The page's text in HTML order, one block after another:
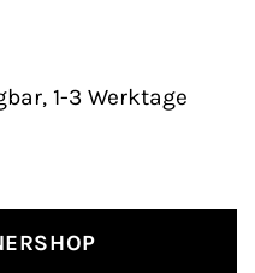
1-3 Werktage